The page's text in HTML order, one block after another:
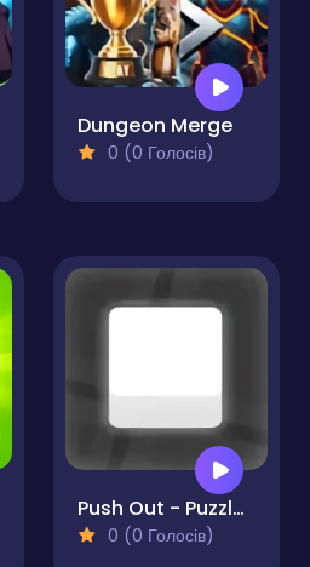
Dungeon Merge
0 (0 Голосів)
Push Out - Puzzle Adventure
0 (0 Голосів)